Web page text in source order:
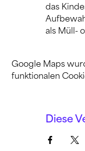
das
als Müll-
Google Maps
funktionalen
Diese